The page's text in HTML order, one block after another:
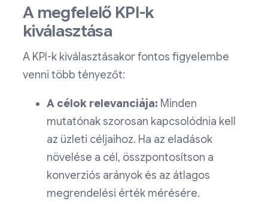
A megfelelő KPI-k
kiválasztása
A KPI-k kiválasztásakor fontos figyelembe
venni több tényezőt:
A célok relevanciája: Minden
mutatónak szorosan kapcsolódnia kell
az üzleti céljaihoz. Ha az eladások
növelése a cél, összpontosítson a
konverziós arányok és az átlagos
megrendelési érték mérésére.